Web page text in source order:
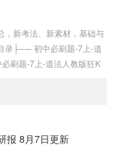
s/2b38240b29e
，新考法、新素材，基础与
录├── 初中必刷题-7上-道
刷题-7上-道法人教版狂K
报 8月7日更新